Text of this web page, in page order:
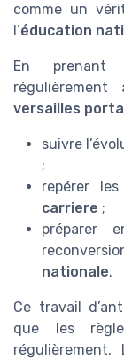
comme un
l’éducation
En prenant
versailles
suivre
;
repérer
carriere ;
préparer
nationale.
Ce travail
que les